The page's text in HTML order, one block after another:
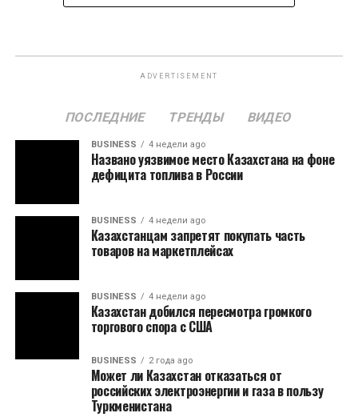
ADVERTISEMENT
ПОСЛЕДНИЕ ТРЕНДЫ ВИДЕО
BUSINESS 4 недели ago
Названо уязвимое место Казахстана на фоне
дефицита топлива в России
BUSINESS 4 недели ago
Казахстанцам запретят покупать часть
товаров на маркетплейсах
BUSINESS 4 недели ago
Казахстан добился пересмотра громкого
торгового спора с США
BUSINESS 2 года ago
Может ли Казахстан отказаться от
российских электроэнергии и газа в пользу
Туркменистана